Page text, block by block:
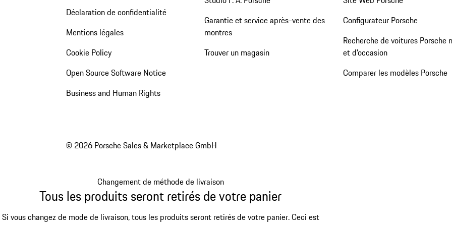
Déclaration de confidentialité
Mentions légales
Cookie Policy
Open Source Software Notice
Business and Human Rights
Garantie et service après-vente des
montres
Trouver un magasin
Configurateur Porsche
Recherche de voitures Porsche
et d'occasion
Comparer les modèles Porsche
© 2026 Porsche Sales & Marketplace GmbH
Changement de méthode de livraison
Tous les produits seront retirés de votre panier
Si vous changez de mode de livraison, tous les produits seront retirés de votre panier. Ceci est